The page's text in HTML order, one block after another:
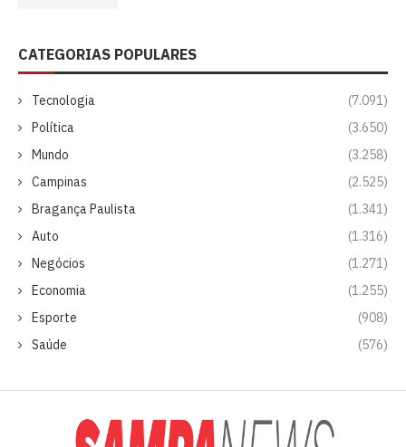
CATEGORIAS POPULARES
Tecnologia
(7.091)
Política
(3.650)
Mundo
(3.258)
Campinas
(2.525)
Bragança Paulista
(1.341)
Auto
(1.316)
Negócios
(1.271)
Economia
(1.255)
Esporte
(908)
Saúde
(576)